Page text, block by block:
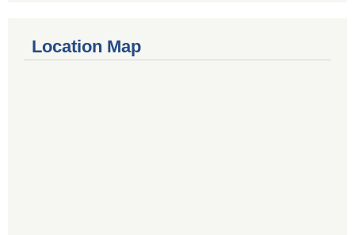
Location Map